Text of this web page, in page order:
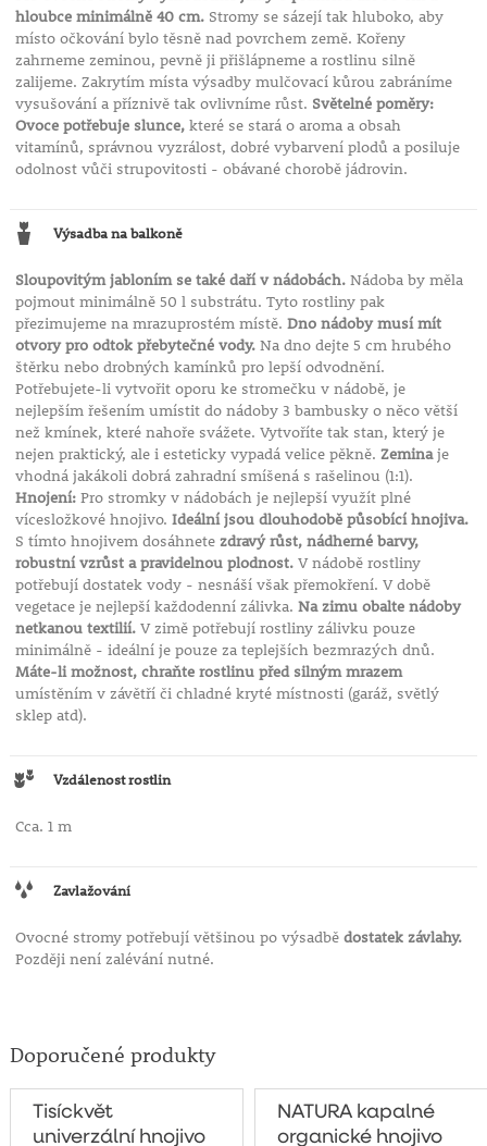
hloubce minimálně 40 cm.Stromy se sázejí tak hluboko, aby
místo očkování bylo těsně nad povrchem země. Kořeny
zahrneme zeminou, pevně ji přišlápneme a rostlinu silně
zalijeme. Zakrytím místa výsadby mulčovací kůrou zabráníme
vysušování a příznivě tak ovlivníme růst. Světelné poměry:
Ovoce potřebuje slunce,které se stará o aroma a obsah
vitamínů, správnou vyzrálost, dobré vybarvení plodů a posiluje
odolnost vůči strupovitosti - obávané chorobě jádrovin.
Výsadba na balkoně
Sloupovitým jabloním se také daří v nádobách.Nádoba by měla
pojmout minimálně 50 l substrátu. Tyto rostliny pak
přezimujeme na mrazuprostém místě. Dno nádoby musí mít
otvory pro odtok přebytečné vody.Na dno dejte 5 cm hrubého
štěrku nebo drobných kamínků pro lepší odvodnění.
Potřebujete-li vytvořit oporu ke stromečku v nádobě, je
nejlepším řešením umístit do nádoby 3 bambusky o něco větší
než kmínek, které nahoře svážete. Vytvoříte tak stan, který je
nejen praktický, ale i esteticky vypadá velice pěkně. Zeminaje
vhodná jakákoli dobrá zahradní smíšená s rašelinou (1:1).
Hnojení:Pro stromky v nádobách je nejlepší využít plné
vícesložkové hnojivo. Ideální jsou dlouhodobě působící hnojiva.
S tímto hnojivem dosáhnete zdravý růst, nádherné barvy,
robustní vzrůst a pravidelnou plodnost.V nádobě rostliny
potřebují dostatek vody - nesnáší však přemokření. V době
vegetace je nejlepší každodenní zálivka. Na zimu obalte nádoby
netkanou textilií.V zimě potřebují rostliny zálivku pouze
minimálně - ideální je pouze za teplejších bezmrazých dnů.
Máte-li možnost, chraňte rostlinu před silným mrazem
umístěním v závětří či chladné kryté místnosti (garáž, světlý
sklep atd).
Vzdálenost rostlin
Cca. 1 m
Zavlažování
Ovocné stromy potřebují většinou po výsadbě dostatek závlahy.
Později není zalévání nutné.
Doporučené produkty
Tisíckvět
univerzální hnojivo
NATURA kapalné
organické hnojivo